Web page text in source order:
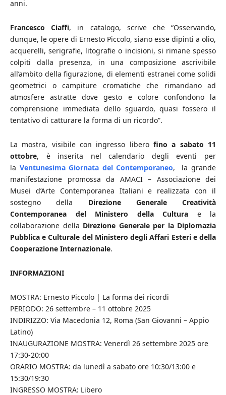
anni.
Francesco Ciaffi, in catalogo, scrive che “Osservando,
dunque, le opere di Ernesto Piccolo, siano esse dipinti a olio,
acquerelli, serigrafie, litografie o incisioni, si rimane spesso
colpiti dalla presenza, in una composizione ascrivibile
all’ambito della figurazione, di elementi estranei come solidi
geometrici o campiture cromatiche che rimandano ad
atmosfere astratte dove gesto e colore confondono la
comprensione immediata dello sguardo, quasi fossero il
tentativo di catturare la forma di un ricordo”.
La mostra, visibile con ingresso libero fino a sabato 11
ottobre, è inserita nel calendario degli eventi per
la Ventunesima Giornata del Contemporaneo, la grande
manifestazione promossa da AMACI – Associazione dei
Musei d’Arte Contemporanea Italiani e realizzata con il
sostegno della Direzione Generale Creatività
Contemporanea del Ministero della Cultura e la
collaborazione della Direzione Generale per la Diplomazia
Pubblica e Culturale del Ministero degli Affari Esteri e della
Cooperazione Internazionale.
INFORMAZIONI
MOSTRA: Ernesto Piccolo | La forma dei ricordi
PERIODO: 26 settembre – 11 ottobre 2025
INDIRIZZO: Via Macedonia 12, Roma (San Giovanni – Appio
Latino)
INAUGURAZIONE MOSTRA: Venerdì 26 settembre 2025 ore
17:30-20:00
ORARIO MOSTRA: da lunedì a sabato ore 10:30/13:00 e
15:30/19:30
INGRESSO MOSTRA: Libero